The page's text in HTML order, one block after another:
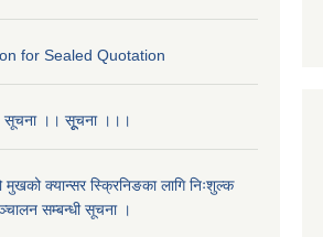
for Sealed Quotation
सूचना ।। सूूचना ।।।
मुखको क्यान्सर स्क्रिनिङका लागि निःशुल्क
सम्बन्धी सूचना ।